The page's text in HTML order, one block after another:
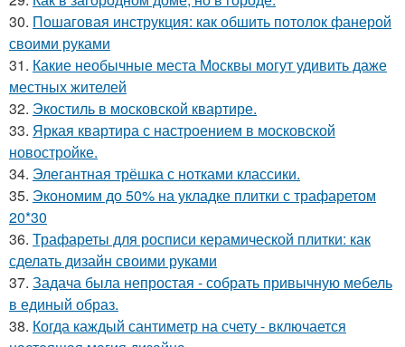
30. Пошаговая инструкция: как обшить потолок фанерой
своими руками
31. Какие необычные места Москвы могут удивить даже
местных жителей
32. Экостиль в московской квартире.
33. Яркая квартира с настроением в московской
новостройке.
34. Элегантная трёшка с нотками классики.
35. Экономим до 50% на укладке плитки с трафаретом
20*30
36. Трафареты для росписи керамической плитки: как
сделать дизайн своими руками
37. Задача была непростая - собрать привычную мебель
в единый образ.
38. Когда каждый сантиметр на счету - включается